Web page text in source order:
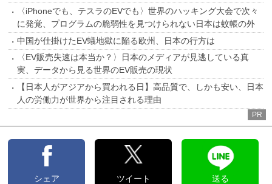
〈iPhoneでも、テスラのEVでも〉世界のハッキング大会で次々
に発覚、プログラムの脆弱性を見つけられない日本は蚊帳の外
中国が仕掛けたEV蟻地獄に陥る欧州、日本の行方は
〈EV販売失速は本当か？〉日本のメディアが見逃している真
実、データから見る世界のEV販売の現状
【日本人がアジアから買われる日】高品質で、しかも安い、日本
人の労働力が世界から注目される理由
PR
シェア ツイート 送る